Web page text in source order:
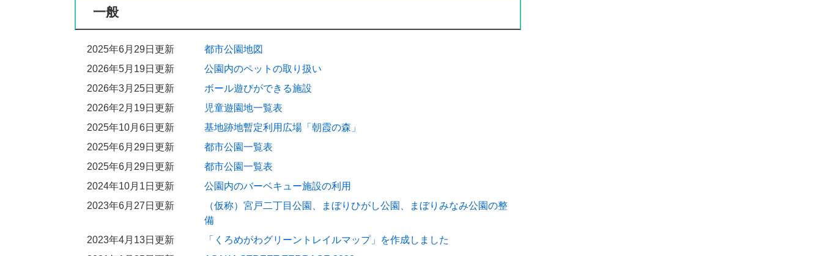
一般
2025年6月29日更新
都市公園地図
2026年5月19日更新
公園内のペットの取り扱い
2026年3月25日更新
ボール遊びができる施設
2026年2月19日更新
児童遊園地一覧表
2025年10月6日更新
基地跡地暫定利用広場「朝霞の森」
2025年6月29日更新
都市公園一覧表
2025年6月29日更新
都市公園一覧表
2024年10月1日更新
公園内のバーベキュー施設の利用
2023年6月27日更新
（仮称）宮戸二丁目公園、まぼりひがし公園、まぼりみなみ公園の整
備
2023年4月13日更新
「くろめがわグリーントレイルマップ」を作成しました